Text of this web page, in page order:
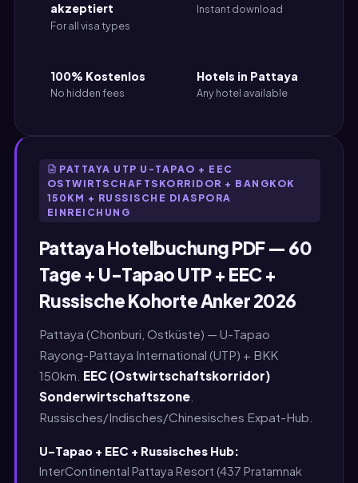
akzeptiert
For all visa types
Instant download
100% Kostenlos
No hidden fees
Hotels in Pattaya
Any hotel available
PATTAYA UTP U-TAPAO + EEC
OSTWIRTSCHAFTSKORRIDOR + BANGKOK
150KM + RUSSISCHE DIASPORA
EINREICHUNG
Pattaya Hotelbuchung PDF — 60
Tage + U-Tapao UTP + EEC +
Russische Kohorte Anker 2026
Pattaya (Chonburi, Ostküste) — U-Tapao
Rayong-Pattaya International (UTP) + BKK
150km. EEC (Ostwirtschaftskorridor)
Sonderwirtschaftszone.
Russisches/Indisches/Chinesisches Expat-Hub.
U-Tapao + EEC + Russisches Hub:
InterContinental Pattaya Resort (437 Pratamnak